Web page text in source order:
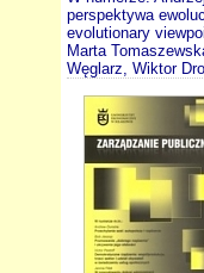
perspektywa
evolutionary
Marta
Węglarz, Wiktor